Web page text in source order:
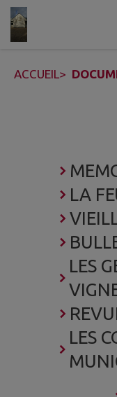
ACCUEIL>
LA
LES
LES